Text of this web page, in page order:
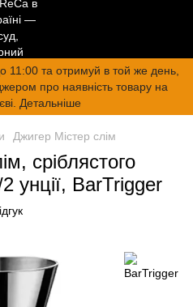
11:00 та отримуй в той же день,
про наявність товару на
Детальніше
Джигер Містер слім
сріблястого
унції, BarTrigger